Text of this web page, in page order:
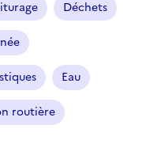
Déchets
Eau
routière